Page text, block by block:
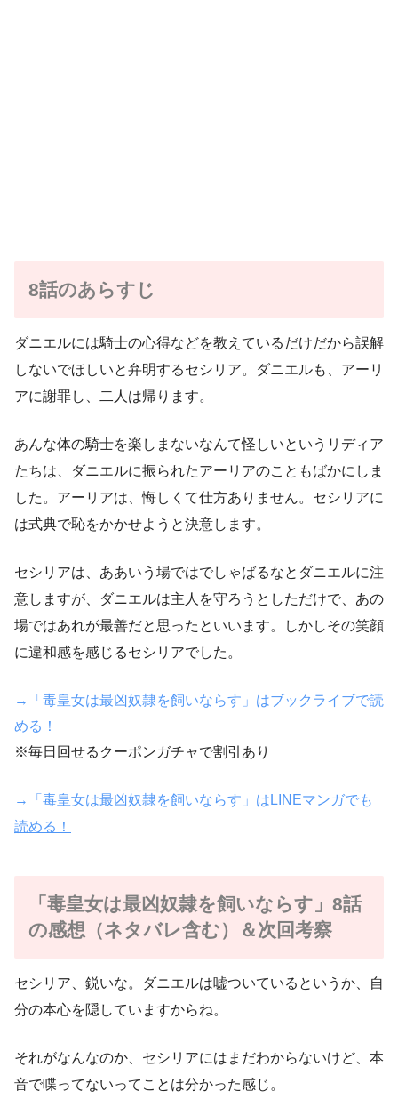
8話のあらすじ
ダニエルには騎士の心得などを教えているだけだから誤解
しないでほしいと弁明するセシリア。ダニエルも、アーリ
アに謝罪し、二人は帰ります。
あんな体の騎士を楽しまないなんて怪しいというリディア
たちは、ダニエルに振られたアーリアのこともばかにしま
した。アーリアは、悔しくて仕方ありません。セシリアに
は式典で恥をかかせようと決意します。
セシリアは、ああいう場ではでしゃばるなとダニエルに注
意しますが、ダニエルは主人を守ろうとしただけで、あの
場ではあれが最善だと思ったといいます。しかしその笑顔
に違和感を感じるセシリアでした。
→「毒皇女は最凶奴隷を飼いならす」はブックライブで読
める！
※毎日回せるクーポンガチャで割引あり
→「毒皇女は最凶奴隷を飼いならす」はLINEマンガでも
読める！
「毒皇女は最凶奴隷を飼いならす」8話
の感想（ネタバレ含む）＆次回考察
セシリア、鋭いな。ダニエルは嘘ついているというか、自
分の本心を隠していますからね。
それがなんなのか、セシリアにはまだわからないけど、本
音で喋ってないってことは分かった感じ。